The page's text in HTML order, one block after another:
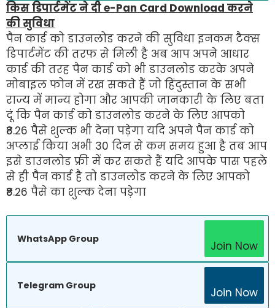
किस डिपार्टमेंट ने दी e-Pan Card Download करने
की सुविधा
पैन कार्ड को डाउनलोड करने की सुविधा इनकम टैक्स
डिपार्टमेंट की तरफ से मिली है अब आप अपने आधार
कार्ड की तरह पैन कार्ड को भी डाउनलोड करके अपने
मोबाइल फोन में रख सकते हैं जो हिंदुस्तान के सभी
राज्य में मान्य होगा और आपकी जानकारी के लिए बता
दूं कि पैन कार्ड को डाउनलोड करने के लिए आपको
₹8.26 पैसे शुल्क भी देना पड़ेगा यदि अपने पैन कार्ड को
अप्लाई किया अभी 30 दिन से कम समय हुआ है तब आप
इसे डाउनलोड फ्री में कर सकते हैं यदि आपके पास पहले
से ही पैन कार्ड है तो डाउनलोड करने के लिए आपको
₹8.26 पैसे का शुल्क देना पड़ेगा
WhatsApp Group
Join Now
Telegram Group
Join Now